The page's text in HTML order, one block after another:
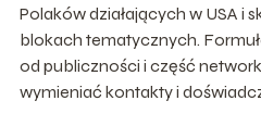
Polaków działających w USA i
blokach tematycznych.
od publiczności i część
wymieniać kontakty i